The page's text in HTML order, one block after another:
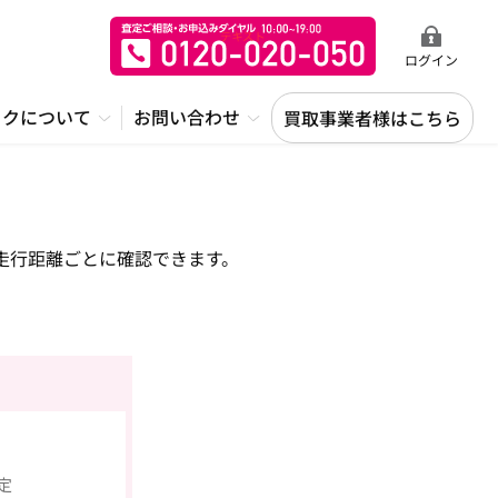
ログイン
について お問い合わせ 買取事業者様はこちら
距離ごとに確認できます。